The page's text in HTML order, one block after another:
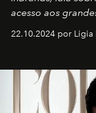
acesso aos
22.10.2024 por Ligia